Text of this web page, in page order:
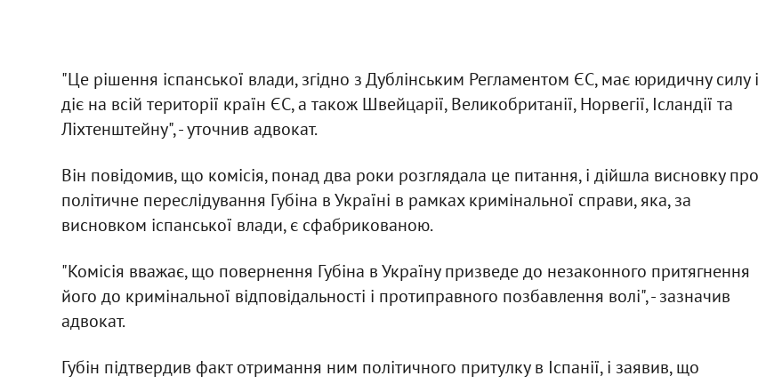
"Це рішення іспанської влади, згідно з Дублінським Регламентом ЄС, має юридичну силу і
діє на всій території країн ЄС, а також Швейцарії, Великобританії, Норвегії, Ісландії та
Ліхтенштейну", - уточнив адвокат.
Він повідомив, що комісія, понад два роки розглядала це питання, і дійшла висновку про
політичне переслідування Губіна в Україні в рамках кримінальної справи, яка, за
висновком іспанської влади, є сфабрикованою.
"Комісія вважає, що повернення Губіна в Україну призведе до незаконного притягнення
його до кримінальної відповідальності і протиправного позбавлення волі", - зазначив
адвокат.
Губін підтвердив факт отримання ним політичного притулку в Іспанії, і заявив, що